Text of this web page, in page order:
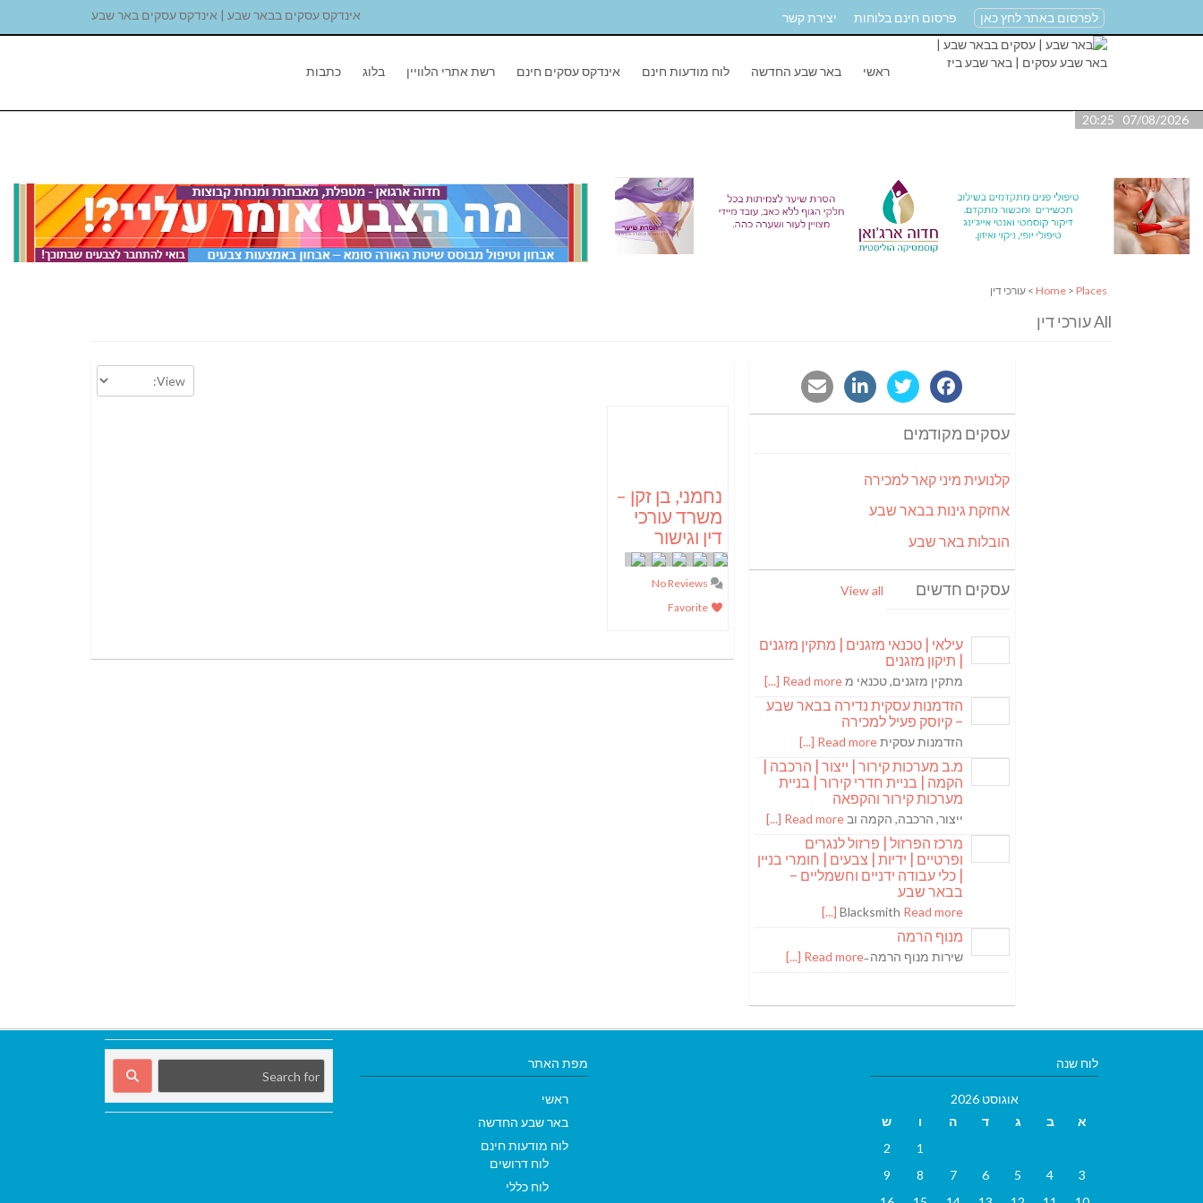
אינדקס עסקים בבאר שבע | אינדקס עסקים באר שבע לפרסום באתר לחץ כאן פרסום חינם בלוחות יצירת קשר
ראשי באר שבע החדשה לוח מודעות חינם אינדקס עסקים חינם רשת אתרי הלוויין בלוג כתבות
07/08/2026 20:25
Home > Places > עורכי דין
All עורכי דין
נחמני, בן זקן –
משרד עורכי
דין וגישור
עסקים מקודמים
קלנועית מיני קאר למכירה
אחזקת גינות בבאר שבע
הובלות באר שבע
עסקים חדשים View all
עילאי | טכנאי מזגנים | מתקין מזגנים
| תיקון מזגנים
מתקין מזגנים, טכנאי מRead more [...]
הזדמנות עסקית נדירה בבאר שבע
– קיוסק פעיל למכירה
הזדמנות עסקיתRead more [...]
מ.ב מערכות קירור | ייצור | הרכבה |
הקמה | בניית חדרי קירור | בניית
מערכות קירור והקפאה
ייצור, הרכבה, הקמה וב Read more [...]
מרכז הפרזול | פרזול לנגרים
ופרטיים | ידיות | צבעים | חומרי בניין
| כלי עבודה ידניים וחשמליים –
בבאר שבע
Blacksmith Read more [...]
מנוף הרמה
שירות מנוף הרמה ̵Read more [...]
מפת האתר
ראשי
באר שבע החדשה
לוח מודעות חינם
לוח דרושים
לוח כללי
לוח שנה
אוגוסט 2026
א
ב ג ד ה ו
ש
1
2
3
4
5
6
7
8
9